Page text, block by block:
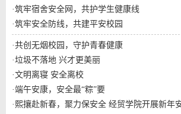
·筑牢宿舍安全网，共护学生健康线
·筑牢安全防线，共建平安校园
·共创无烟校园，守护青春健康
·垃圾不落地 兴才更美丽
·文明离寝 安全离校
·端午安康，安全最“粽”要
· 熙攘赴新春，聚力保安全 经贸学院开展新年